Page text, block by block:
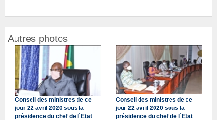
Autres photos
Conseil des ministres de ce
jour 22 avril 2020 sous la
présidence du chef de l`Etat
Conseil des ministres de ce
jour 22 avril 2020 sous la
présidence du chef de l`Etat